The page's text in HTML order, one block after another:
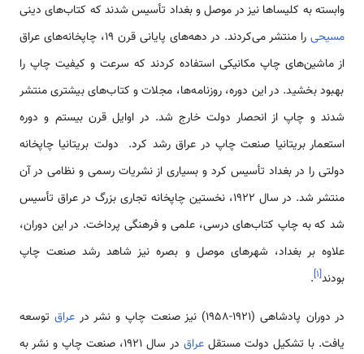
وابسته به کلیساها نیز در موصل و بغداد تأسیس شدند که کتاب‌های دینی
مسیحی
را منتشر می‌کردند. در دهه‌های پایانی قرن ۱۹، چاپخانه‌های عراق
از ماشین‌های چاپ مکانیکی استفاده کردند که سرعت و کیفیت چاپ را
بهبود بخشید. در این دوره، روزنامه‌ها، مجلات و کتاب‌های بیشتری منتشر
شدند و چاپ از انحصار دولت خارج شد. در اوایل قرن بیستم و دوره
استعمار بریتانیا صنعت چاپ در عراق رشد کرد. دولت بریتانیا چاپخانه
دولتی را در بغداد تأسیس کرد و بسیاری از نشریات رسمی و نظامی در آن
منتشر شد. در سال ۱۹۲۲، نخستین چاپخانه تجاری بزرگ در عراق تأسیس
شد که به چاپ کتاب‌های درسی، علمی و فرهنگی پرداخت. در این دوران،
علاوه بر بغداد، شهرهای موصل و بصره نیز شاهد رشد صنعت چاپ
بودند[۱]
.
در دوران پادشاهی (۱۹۲۱-۱۹۵۸) نیز صنعت چاپ و نشر در عراقتوسعه
یافت. با تشکیل دولت مستقلعراق
در سال ۱۹۲۱، صنعت چاپ و نشر به